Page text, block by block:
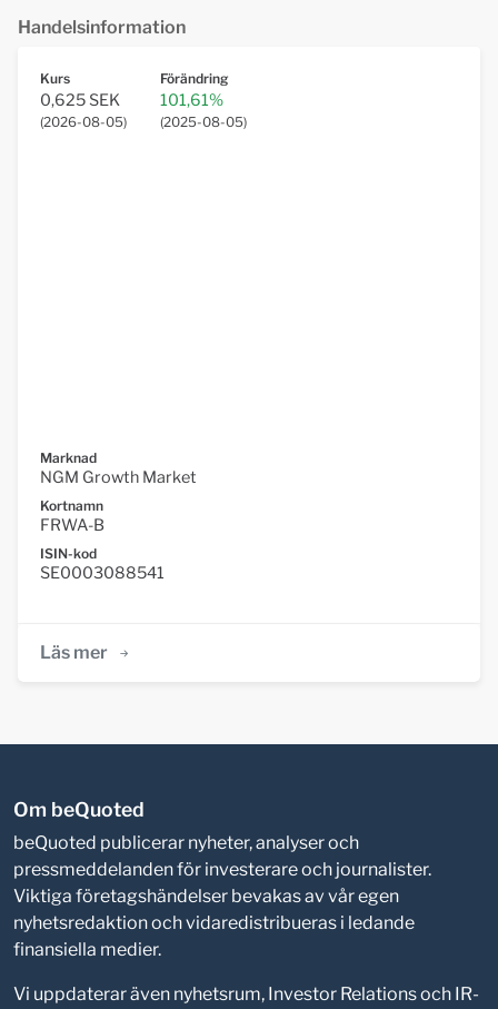
Handelsinformation
Kurs
0,625 SEK
(2026-08-05)
Förändring
101,61%
(2025-08-05)
Marknad
NGM Growth Market
Kortnamn
FRWA-B
ISIN-kod
SE0003088541
Läs mer
Om beQuoted
beQuoted publicerar nyheter, analyser och
pressmeddelanden för investerare och journalister.
Viktiga företagshändelser bevakas av vår egen
nyhetsredaktion och vidaredistribueras i ledande
finansiella medier.
Vi uppdaterar även nyhetsrum, Investor Relations och IR-